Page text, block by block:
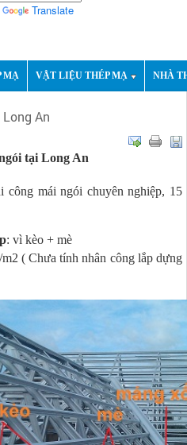
Translate
MẠ VẬT LIỆU THÉP MẠ NHÀ
An
tại Long An
công mái ngói chuyên nghiệp, 15
: vì kèo + mè
( Chưa tính nhân công lắp dựng